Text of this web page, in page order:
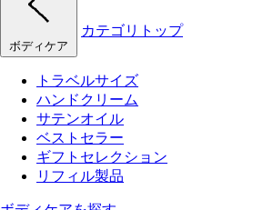
ボディケア
カテゴリトップ
トラベルサイズ
ハンドクリーム
サテンオイル
ベストセラー
ギフトセレクション
リフィル製品